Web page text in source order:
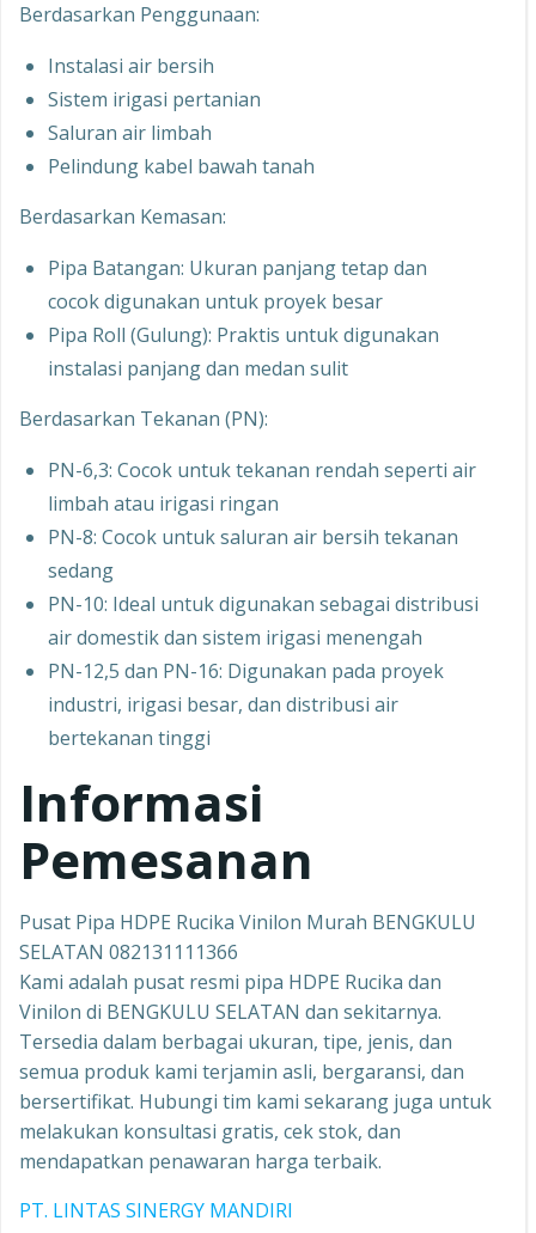
Berdasarkan Penggunaan:
Instalasi air bersih
Sistem irigasi pertanian
Saluran air limbah
Pelindung kabel bawah tanah
Berdasarkan Kemasan:
Pipa Batangan: Ukuran panjang tetap dan
cocok digunakan untuk proyek besar
Pipa Roll (Gulung): Praktis untuk digunakan
instalasi panjang dan medan sulit
Berdasarkan Tekanan (PN):
PN-6,3: Cocok untuk tekanan rendah seperti air
limbah atau irigasi ringan
PN-8: Cocok untuk saluran air bersih tekanan
sedang
PN-10: Ideal untuk digunakan sebagai distribusi
air domestik dan sistem irigasi menengah
PN-12,5 dan PN-16: Digunakan pada proyek
industri, irigasi besar, dan distribusi air
bertekanan tinggi
Informasi
Pemesanan
Pusat Pipa HDPE Rucika Vinilon Murah BENGKULU
SELATAN 082131111366
Kami adalah pusat resmi pipa HDPE Rucika dan
Vinilon di BENGKULU SELATAN dan sekitarnya.
Tersedia dalam berbagai ukuran, tipe, jenis, dan
semua produk kami terjamin asli, bergaransi, dan
bersertifikat. Hubungi tim kami sekarang juga untuk
melakukan konsultasi gratis, cek stok, dan
mendapatkan penawaran harga terbaik.
PT. LINTAS SINERGY MANDIRI